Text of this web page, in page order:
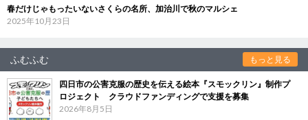
春だけじゃもったいないさくらの名所、加治川で秋のマルシェ
2025年10月23日
ふむふむ もっと見る
四日市の公害克服の歴史を伝える絵本『スモックリン』制作プ
ロジェクト クラウドファンディングで支援を募集
2026年8月5日